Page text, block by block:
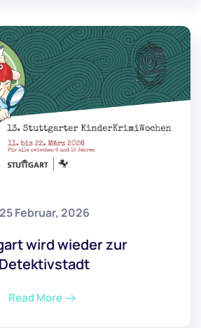
25 Februar, 2026
wird wieder zur
Detektivstadt
Read More